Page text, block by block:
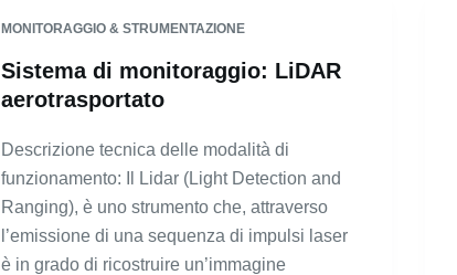
MONITORAGGIO & STRUMENTAZIONE
Sistema di monitoraggio: LiDAR
aerotrasportato
Descrizione tecnica delle modalità di
funzionamento: Il Lidar (Light Detection and
Ranging), è uno strumento che, attraverso
l’emissione di una sequenza di impulsi laser
è in grado di ricostruire un’immagine